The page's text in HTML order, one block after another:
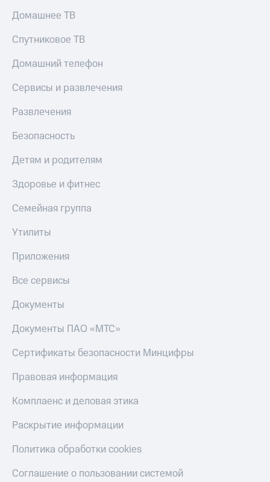
Домашнее ТВ
Спутниковое ТВ
Домашний телефон
Сервисы и развлечения
Развлечения
Безопасность
Детям и родителям
Здоровье и фитнес
Семейная группа
Утилиты
Приложения
Все сервисы
Документы
Документы ПАО «МТС»
Сертификаты безопасности Минцифры
Правовая информация
Комплаенс и деловая этика
Раскрытие информации
Политика обработки cookies
Соглашение о пользовании системой